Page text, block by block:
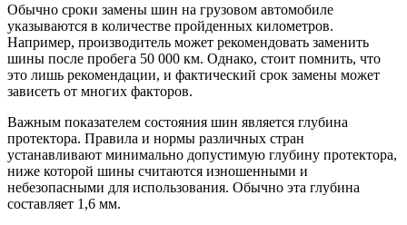
Обычно сроки замены шин на грузовом автомобиле
указываются в количестве пройденных километров.
Например, производитель может рекомендовать заменить
шины после пробега 50 000 км. Однако, стоит помнить, что
это лишь рекомендации, и фактический срок замены может
зависеть от многих факторов.
Важным показателем состояния шин является глубина
протектора. Правила и нормы различных стран
устанавливают минимально допустимую глубину протектора,
ниже которой шины считаются изношенными и
небезопасными для использования. Обычно эта глубина
составляет 1,6 мм.